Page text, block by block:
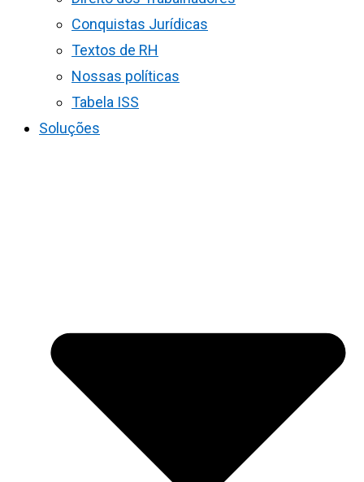
Conquistas Jurídicas
Textos de RH
Nossas políticas
Tabela ISS
Soluções